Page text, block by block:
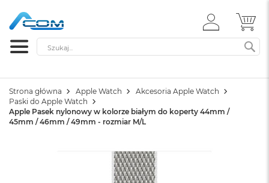
ZALOGUJ
SIĘ
Szukaj
Strona główna Apple Watch
Akcesoria Apple Watch
Paski do Apple Watch
Apple Pasek nylonowy w kolorze białym do koperty 44mm /
45mm / 46mm / 49mm - rozmiar M/L